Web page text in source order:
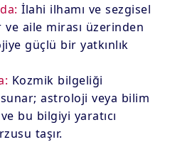
İlahi ilhamı ve sezgisel
aile mirası üzerinden
güçlü bir yatkınlık
Kozmik bilgeliği
astroloji veya bilim
bu bilgiyi yaratıcı
taşır.